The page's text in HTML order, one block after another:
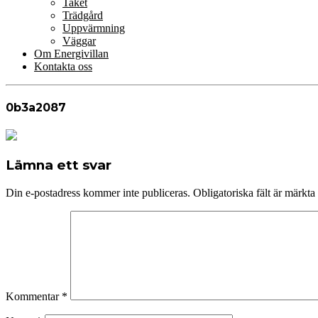
Taket
Trädgård
Uppvärmning
Väggar
Om Energivillan
Kontakta oss
0b3a2087
Lämna ett svar
Din e-postadress kommer inte publiceras. Obligatoriska fält är märkta
Kommentar *